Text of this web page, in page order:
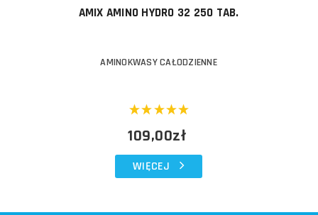
AMIX AMINO HYDRO 32 250 TAB.
AMINOKWASY CAŁODZIENNE
109,00zł
WIĘCEJ